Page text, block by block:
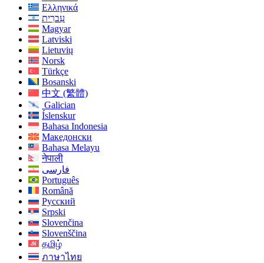
Ελληνικά
עִברִית
Magyar
Latviski
Lietuvių
Norsk
Türkçe
Bosanski
中文 (繁體)
Galician
Íslenskur
Bahasa Indonesia
Македонски
Bahasa Melayu
नेपाली
فارسی
Português
Română
Русский
Srpski
Slovenčina
Slovenščina
தமிழ்
ภาษาไทย